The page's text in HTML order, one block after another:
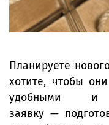
Планируете
хотите, чтобы
удобными и
заявку —